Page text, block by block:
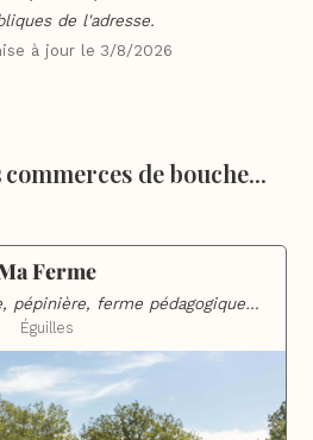
de l'adresse.
à jour le 3/8/2026
commerces de bouche...
Ferme
pépinière, ferme pédagogique…
Éguilles